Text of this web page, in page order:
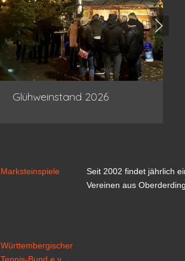
Glühweinstand 2026
Marksteinspiele
Seit 2002 findet jährlich
Vereinen aus
Württembergischer